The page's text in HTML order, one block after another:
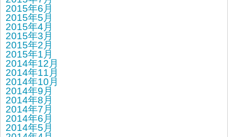
2015年6月
2015年5月
2015年4月
2015年3月
2015年2月
2015年1月
2014年12月
2014年11月
2014年10月
2014年9月
2014年8月
2014年7月
2014年6月
2014年5月